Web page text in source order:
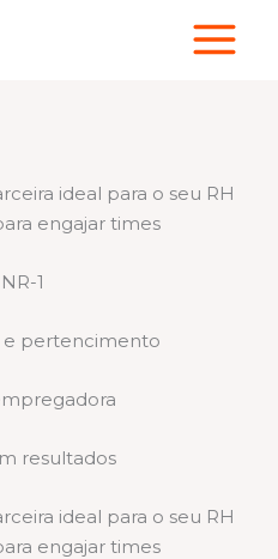
esportivas, bem-estar e
ideal para o seu RH
engajar times
1
e pertencimento
resultados
ideal para o seu RH
engajar times